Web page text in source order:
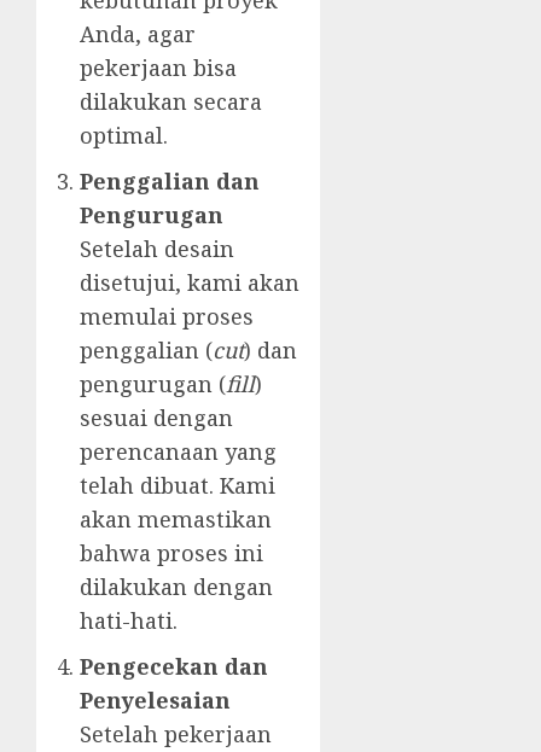
Anda, agar
pekerjaan bisa
dilakukan secara
optimal.
Penggalian dan
Pengurugan
Setelah desain
disetujui, kami akan
memulai proses
penggalian (cut) dan
pengurugan (fill)
sesuai dengan
perencanaan yang
telah dibuat. Kami
akan memastikan
bahwa proses ini
dilakukan dengan
hati-hati.
Pengecekan dan
Penyelesaian
Setelah pekerjaan